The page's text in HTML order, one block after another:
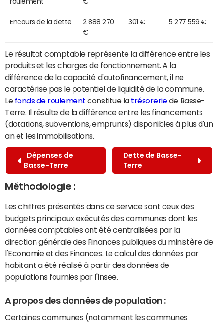
Encours de la dette
2 888 270
€
301 € 5 277 559 €
Le résultat comptable représente la différence entre les
produits et les charges de fonctionnement. A la
différence de la capacité d'autofinancement, il ne
caractérise pas le potentiel de liquidité de la commune.
Le fonds de roulement constitue la trésoreriede Basse-
Terre. Il résulte de la différence entre les financements
(dotations, subventions, emprunts) disponibles à plus d'un
an et les immobilisations.
Dépenses de
Basse-Terre
Dette de Basse-
Terre
Méthodologie :
Les chiffres présentés dans ce service sont ceux des
budgets principaux exécutés des communes dont les
données comptables ont été centralisées par la
direction générale des Finances publiques du ministère de
l'Economie et des Finances. Le calcul des données par
habitant a été réalisé à partir des données de
populations fournies par l'Insee.
A propos des données de population :
Certaines communes (notamment les communes